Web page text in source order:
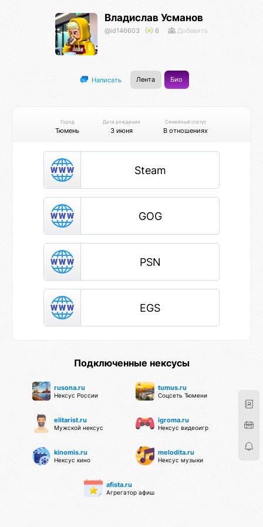
Владислав Усманов
@id146603 6 Добавить
Написать Лента Био
Город
Тюмень
Дата рождения
3 июня
Семейный статус
В отношениях
Steam
GOG
PSN
EGS
Подключенные нексусы
rusona.ru
Нексус России
tumus.ru
Соцсеть Тюмени
elitarist.ru
Мужской нексус
igroma.ru
Нексус видеоигр
kinomis.ru
Нексус кино
melodita.ru
Нексус музыки
afista.ru
Агрегатор афиш